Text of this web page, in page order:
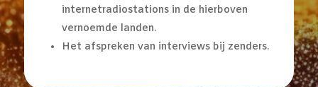
internetradiostations in de hierboven
vernoemde landen.
Het afspreken van interviews bij zenders.